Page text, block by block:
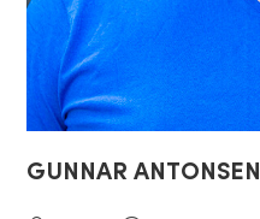
GUNNAR ANTONSEN